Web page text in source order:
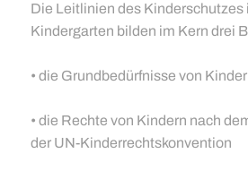
Die Leitlinien des Kinderschutzes
Kindergarten bilden im Kern drei
• die Grundbedürfnisse von
• die Rechte von Kindern nach
der UN-Kinderrechtskonvention